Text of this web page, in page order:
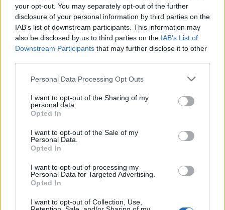
your opt-out. You may separately opt-out of the further
disclosure of your personal information by third parties on the
IAB’s list of downstream participants. This information may
also be disclosed by us to third parties on the IAB’s List of
Downstream Participants that may further disclose it to other
Please note that this website/app uses one or more Google
not limited to your visit or usage behaviour. You may click to
grant or deny consent to Google and its third-party tags to
use your data for below specified purposes in below Google
consent section.
Personal Data Processing Opt Outs
I want to opt-out of the Sharing of my
personal data.
Opted In
I want to opt-out of the Sale of my
Personal Data.
Opted In
I want to opt-out of processing my
Personal Data for Targeted Advertising.
Opted In
I want to opt-out of Collection, Use,
Μια άλλη πιθανότητα θα ήταν να ενταθούν οι